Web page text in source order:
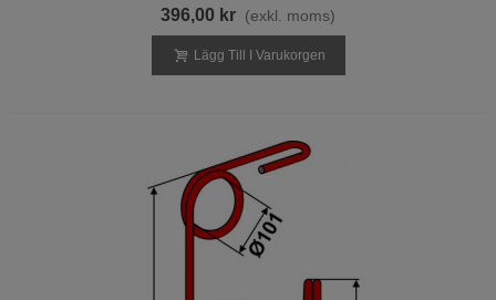
396,00 kr (exkl. moms)
Lägg Till I Varukorgen